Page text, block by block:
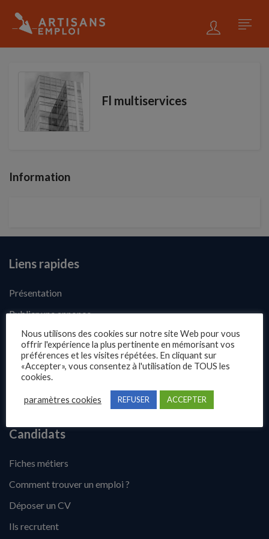
Fl multiservices
Information
Liens rapides
Présentation
Publier une annonce
Offres d’emploi
Questions fréquentes
Blog
Contact
Candidats
Fiches métiers
Comment trouver un emploi ?
Déposer un CV
Ils recrutent
Nous utilisons des cookies sur notre site Web pour vous
offrir l'expérience la plus pertinente en mémorisant vos
préférences et les visites répétées. En cliquant sur
«Accepter», vous consentez à l'utilisation de TOUS les
cookies.
paramètres cookies REFUSER ACCEPTER